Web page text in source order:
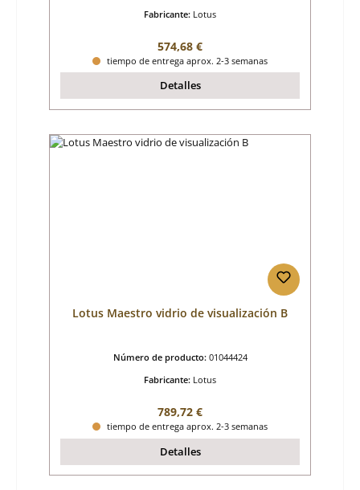
Fabricante: Lotus
Precio normal:
574,68 €
tiempo de entrega aprox. 2-3 semanas
Detalles
Lotus Maestro vidrio de visualización B
Número de producto: 01044424
Fabricante: Lotus
Precio normal:
789,72 €
tiempo de entrega aprox. 2-3 semanas
Detalles